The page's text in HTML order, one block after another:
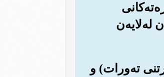
له‌لایه‌ن
ته‌ورات) و